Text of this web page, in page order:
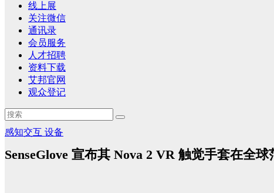
线上展
关注微信
通讯录
会员服务
人才招聘
资料下载
艾邦官网
观众登记
感知交互 设备
SenseGlove 宣布其 Nova 2 VR 触觉手套在全